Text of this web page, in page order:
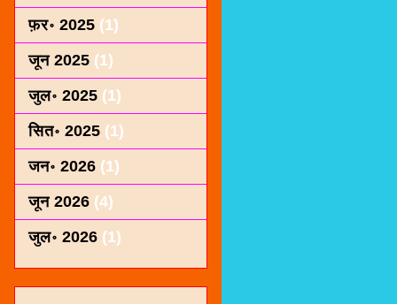
फ़र॰ 2025 (1)
जून 2025 (1)
जुल॰ 2025 (1)
सित॰ 2025 (1)
जन॰ 2026 (1)
जून 2026 (4)
जुल॰ 2026 (1)